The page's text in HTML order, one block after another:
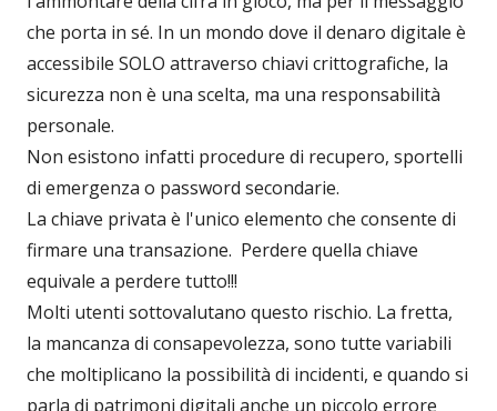
che porta in sé. In un mondo dove il denaro digitale è
accessibile SOLO attraverso chiavi crittografiche, la
sicurezza non è una scelta, ma una responsabilità
personale.
Non esistono infatti procedure di recupero, sportelli
di emergenza o password secondarie.
La chiave privata è l'unico elemento che consente di
firmare una transazione. Perdere quella chiave
equivale a perdere tutto!!!
Molti utenti sottovalutano questo rischio. La fretta,
la mancanza di consapevolezza, sono tutte variabili
che moltiplicano la possibilità di incidenti, e quando si
parla di patrimoni digitali anche un piccolo errore